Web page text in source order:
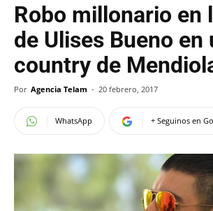
Robo millonario en
de Ulises Bueno en
country de
Por Agencia Telam - 20 febrero, 2017
WhatsApp + Seguinos en